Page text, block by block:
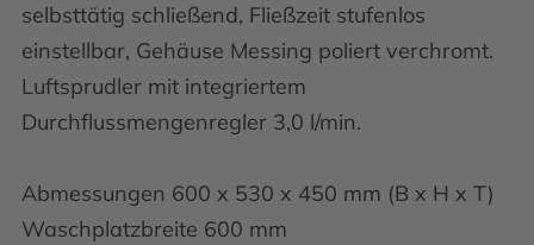
selbsttätig schließend, Fließzeit stufenlos
einstellbar, Gehäuse Messing poliert verchromt.
Luftsprudler mit integriertem
Durchflussmengenregler 3,0 l/min.
Abmessungen 600 x 530 x 450 mm (B x H x T)
Waschplatzbreite 600 mm